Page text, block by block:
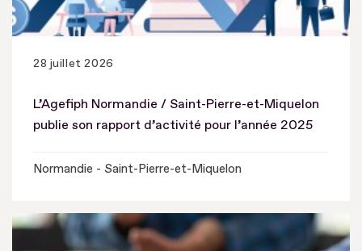
28 juillet 2026
L’Agefiph Normandie / Saint-Pierre-et-Miquelon
publie son rapport d’activité pour l’année 2025
Normandie - Saint-Pierre-et-Miquelon